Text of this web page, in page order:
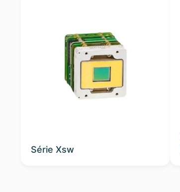
Série Xsw